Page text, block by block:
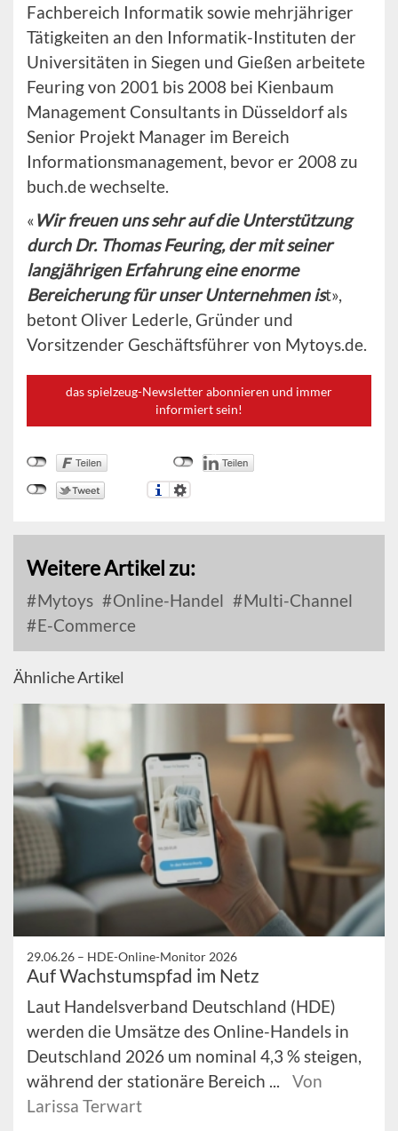
Fachbereich Informatik sowie mehrjähriger
Tätigkeiten an den Informatik-Instituten der
Universitäten in Siegen und Gießen arbeitete
Feuring von 2001 bis 2008 bei Kienbaum
Management Consultants in Düsseldorf als
Senior Projekt Manager im Bereich
Informationsmanagement, bevor er 2008 zu
buch.de wechselte.
«Wir freuen uns sehr auf die Unterstützung
durch Dr. Thomas Feuring, der mit seiner
langjährigen Erfahrung eine enorme
Bereicherung für unser Unternehmen ist»,
betont Oliver Lederle, Gründer und
Vorsitzender Geschäftsführer von Mytoys.de.
das spielzeug-Newsletter abonnieren und immer
informiert sein!
Weitere Artikel zu:
Mytoys Online-Handel
Multi-Channel
E-Commerce
Ähnliche Artikel
29.06.26 – HDE-Online-Monitor 2026
Auf Wachstumspfad im Netz
Laut Handelsverband Deutschland (HDE)
werden die Umsätze des Online-Handels in
Deutschland 2026 um nominal 4,3 % steigen,
während der stationäre Bereich ...
Von
Larissa Terwart